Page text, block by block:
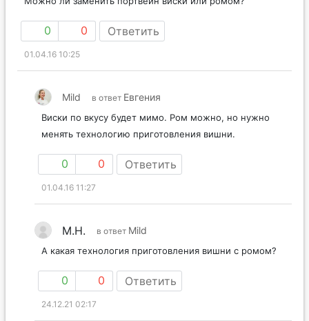
0 0 Ответить
01.04.16 10:25
Mild в ответ Евгения
Виски по вкусу будет мимо. Ром можно, но нужно
менять технологию приготовления вишни.
0 0 Ответить
01.04.16 11:27
М.Н. в ответ Mild
А какая технология приготовления вишни с ромом?
0 0 Ответить
24.12.21 02:17